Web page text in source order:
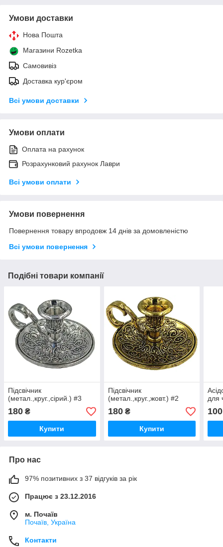
Умови доставки
Нова Пошта
Магазини Rozetka
Самовивіз
Доставка кур'єром
Всі умови доставки
Умови оплати
Оплата на рахунок
Розрахунковий рахунок Лаври
Всі умови оплати
Умови повернення
Повернення товару впродовж 14 днів за домовленістю
Всі умови повернення
Подібні товари компанії
Підсвічник
(метал.,круг.,сірий.) #3
180 ₴
Купити
Підсвічник
(метал.,круг.,жовт.) #2
180₴
Купити
для
100
Про нас
97% позитивних з 37 відгуків за рік
Працює з 23.12.2016
м. Почаїв
Почаїв, Україна
Контакти